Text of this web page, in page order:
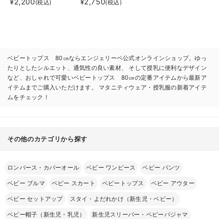
ンパサンド）プリント
(税込) (税込)
ベビートップス 80㎝ならエンジェリーベ公式オンラインショップ。ゆっ
たりとしたシルエット、通気性の良い素材、 そして授乳に便利なデザイン
など、おしゃれで可愛いベビートップス 80㎝の定番アイテムから最新ア
イテムまでご購入いただけます。 マタニティウェア・授乳服の新着アイテ
ムをチェック！
その他のカテゴリから探す
ロンパース・カバーオール ベビー ワンピース ベビー パンツ
ベビー ブルマ ベビー スカート ベビートップス ベビー アウター
ベビー セットアップ スタイ・よだれかけ（新生児・ベビー）
ベビー帽子（新生児・乳児） 新生児スリーパー・ベビーパジャマ